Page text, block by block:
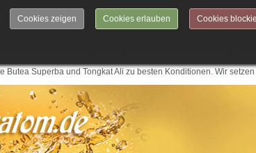
Cookies zeigen Cookies erlauben Cookies
Butea Superba und Tongkat Ali zu besten Konditionen. Wir